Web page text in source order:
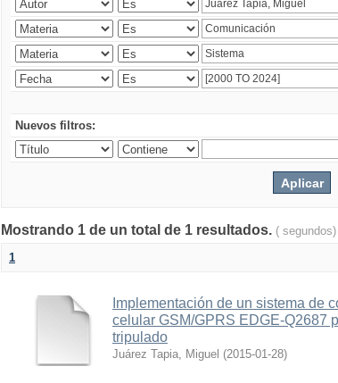
Nuevos filtros:
Mostrando 1 de un total de 1 resultados. ( segundos)
1
Implementación de un sistema de
celular GSM/GPRS EDGE-Q2687
tripulado
Juárez Tapia, Miguel (2015-01-28)